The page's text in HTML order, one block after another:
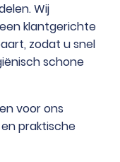
Wij
klantgerichte
zodat u snel
schone
voor ons
praktische